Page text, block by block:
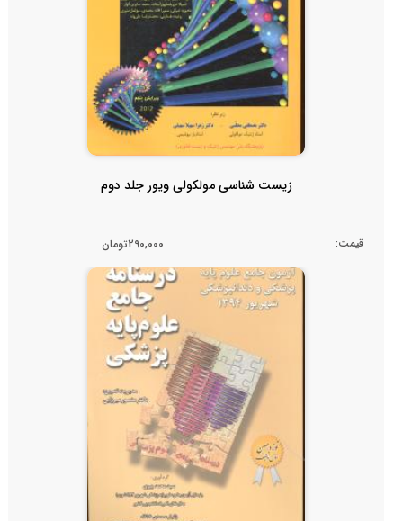
زیست شناسی مولکولی ویور جلد دوم
قیمت: 290,000تومان